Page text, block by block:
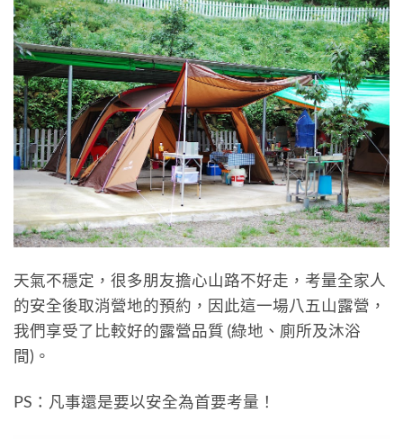
天氣不穩定，很多朋友擔心山路不好走，考量全家人
的安全後取消營地的預約，因此這一場八五山露營，
我們享受了比較好的露營品質 (綠地、廁所及沐浴
間)。
PS：凡事還是要以安全為首要考量！